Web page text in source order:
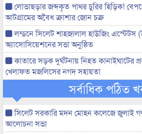
লোভাছড়ার জব্দকৃত পাথর চুরির হিড়িক!
আটগ্রামের অবৈধ ক্রাশার জোন চক্র
লন্ডনে সিলেট শাহজালাল হাউজিং এস্টেটস
অ্যাসোসিয়েশনের সভা অনুষ্ঠিত
কাতারে সড়ক দুর্ঘটনায় নিহত কানাইঘাটের
খেলাফত মজলিসের নগদ সহায়তা
সর্বাধিক পঠিত
সিলেট সরকারি মদন মোহন কলেজে জুলাই
আলোচনা সভা